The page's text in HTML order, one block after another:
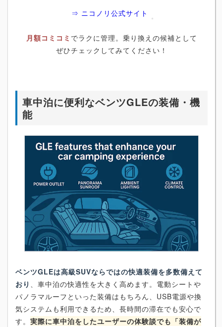
⇒ ニコノリ公式サイト
月額コミコミ でラクに管理。乗り換えの候補として
ぜひチェックしてみてください！
車中泊に便利なベンツGLEの装備・機
能
ベンツGLEは高級SUVならではの快適装備を多数備えて
おり 、車中泊の快適性を大きく高めます。電動シートや
パノラマルーフといった装備はもちろん、USB電源や換
気システムも利用できるため、長時間の滞在でも安心で
す。 実際に車中泊をしたユーザーの体験談でも「装備が